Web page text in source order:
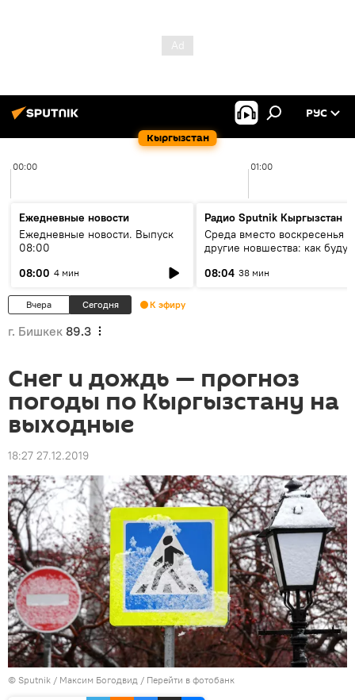
Кыргызстан
РУС
00:00 01:00
Ежедневные новости
Ежедневные новости. Выпуск
08:00
08:00 4 мин
Радио Sputnik Кыргызстан
Среда вместо воскресенья и
другие новшества: как будут
08:04 38 мин
Вчера Сегодня К эфиру
г. Бишкек 89.3
Снег и дождь — прогноз
погоды по Кыргызстану на
выходные
18:27 27.12.2019
© Sputnik / Максим Богодвид / Перейти в фотобанк